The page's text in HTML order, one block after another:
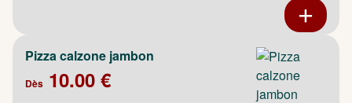
Pizza calzone jambon
Dès 10.00 €